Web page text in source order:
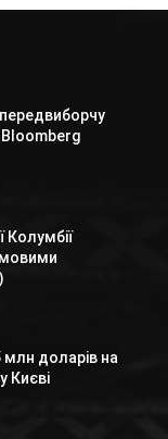
Колумбії
млн доларів на
Києві